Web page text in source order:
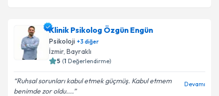
Klinik Psikolog Özgün Engün
Psikoloji +3 diğer
İzmir, Bayraklı
5 (1 Değerlendirme)
Ruhsal sorunları kabul etmek güçmüş. Kabul etmem
benimde zor oldu....
Devamı